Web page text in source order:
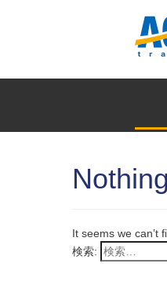
It seems we can’t
検索: